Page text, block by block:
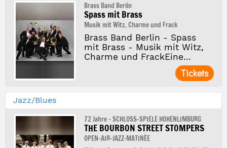
Brass Band Berlin
Spass mit Brass
Musik mit Witz, Charme und Frack
Brass Band Berlin - Spass
mit Brass - Musik mit Witz,
Charme und FrackEine...
Tickets
Jazz/Blues
72 Jahre - SCHLOSS-SPIELE HOHENLIMBURG
THE BOURBON STREET STOMPERS
OPEN-AIR-JAZZ-MATINÈE